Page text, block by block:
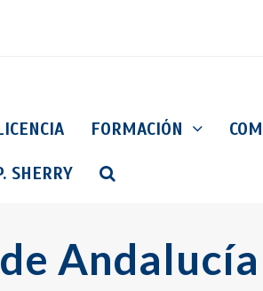
FORMACIÓN
SHERRY